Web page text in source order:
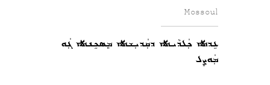
Mossoul
ܥܹܕܬܐ ܟܲܠܕܵܝܬܐ ܕܩܲܕܝܼܫܬܐ ܡܸܣܟܹܢܬܐ ܓܲܘ
ܡܲܘܨܸܠ